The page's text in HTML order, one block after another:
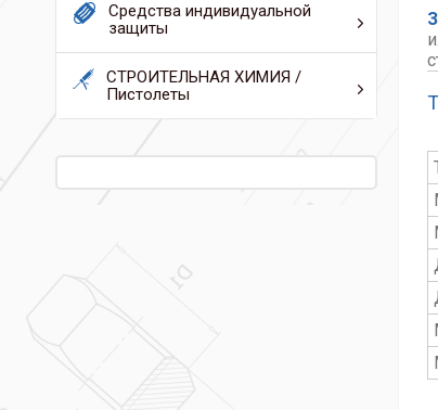
Средства индивидуальной
защиты
СТРОИТЕЛЬНАЯ ХИМИЯ /
Пистолеты